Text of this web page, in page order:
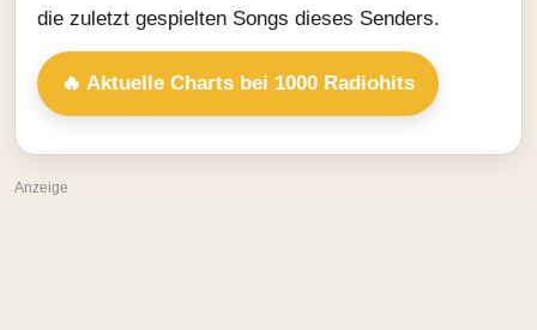
die zuletzt gespielten Songs dieses Senders.
🔥 Aktuelle Charts bei 1000 Radiohits
Anzeige